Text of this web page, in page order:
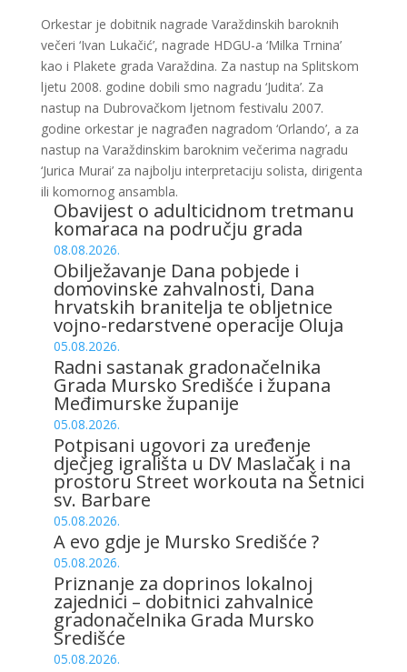
Orkestar je dobitnik nagrade Varaždinskih baroknih
večeri ‘Ivan Lukačić’, nagrade HDGU-a ‘Milka Trnina’
kao i Plakete grada Varaždina. Za nastup na Splitskom
ljetu 2008. godine dobili smo nagradu ‘Judita’. Za
nastup na Dubrovačkom ljetnom festivalu 2007.
godine orkestar je nagrađen nagradom ‘Orlando’, a za
nastup na Varaždinskim baroknim večerima nagradu
‘Jurica Murai’ za najbolju interpretaciju solista, dirigenta
ili komornog ansambla.
Obavijest o adulticidnom tretmanu
komaraca na području grada
08.08.2026.
Obilježavanje Dana pobjede i
domovinske zahvalnosti, Dana
hrvatskih branitelja te obljetnice
vojno-redarstvene operacije Oluja
05.08.2026.
Radni sastanak gradonačelnika
Grada Mursko Središće i župana
Međimurske županije
05.08.2026.
Potpisani ugovori za uređenje
dječjeg igrališta u DV Maslačak i na
prostoru Street workouta na Šetnici
sv. Barbare
05.08.2026.
A evo gdje je Mursko Središće ?
05.08.2026.
Priznanje za doprinos lokalnoj
zajednici – dobitnici zahvalnice
gradonačelnika Grada Mursko
Središće
05.08.2026.